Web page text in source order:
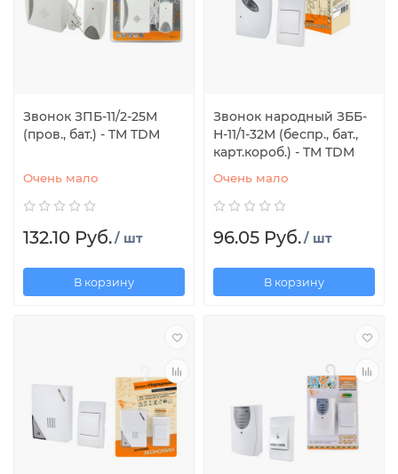
Звонок ЗПБ-11/2-25М
(пров., бат.) - TM TDM
Очень мало
132.10 Руб./ шт
В корзину
Звонок народный ЗББ-
Н-11/1-32М (беспр., бат.,
карт.короб.) - TM TDM
Очень мало
96.05 Руб./ шт
В корзину